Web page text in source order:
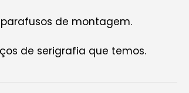
de montagem.
de serigrafia que temos.